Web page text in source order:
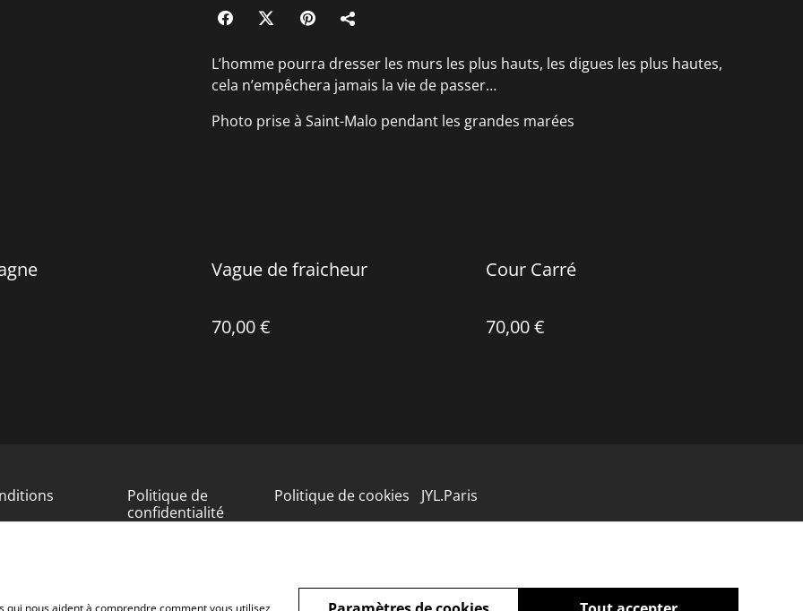
L’homme pourra dresser les murs les plus hauts, les digues les plus hautes,
cela n’empêchera jamais la vie de passer…
Photo prise à Saint-Malo pendant les grandes marées
Vague de fraicheur
70,00 €
Cour Carré
70,00 €
Politique de
confidentialité
Politique de cookies JYL.Paris
qui nous aident à comprendre comment vous utilisez